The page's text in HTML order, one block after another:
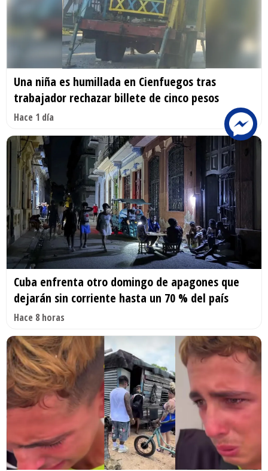
Una niña es humillada en Cienfuegos tras
trabajador rechazar billete de cinco pesos
Hace 1 día
Cuba enfrenta otro domingo de apagones que
dejarán sin corriente hasta un 70 % del país
Hace 8 horas